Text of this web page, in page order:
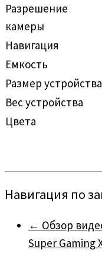
Разрешение
камеры
Навигация
Емкость
Размер устройства
Вес устройства
Цвета
Навигация по
← Обзор
Super Gaming